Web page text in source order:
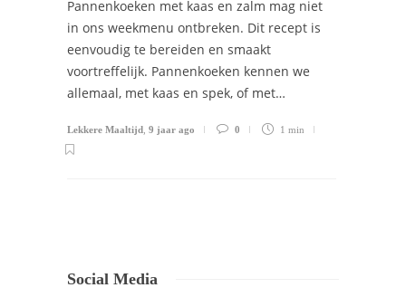
Pannenkoeken met kaas en zalm mag niet
in ons weekmenu ontbreken. Dit recept is
eenvoudig te bereiden en smaakt
voortreffelijk. Pannenkoeken kennen we
allemaal, met kaas en spek, of met…
Lekkere Maaltijd 9 jaar ago 0 1 min
Social Media